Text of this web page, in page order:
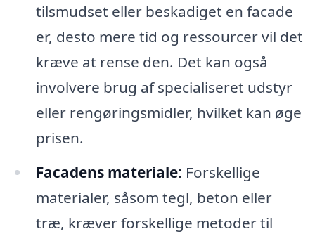
tilsmudset eller beskadiget en facade
er, desto mere tid og ressourcer vil det
kræve at rense den. Det kan også
involvere brug af specialiseret udstyr
eller rengøringsmidler, hvilket kan øge
prisen.
Facadens materiale: Forskellige
materialer, såsom tegl, beton eller
træ, kræver forskellige metoder til